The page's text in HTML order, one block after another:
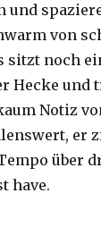
von
sitzt noch
Hecke
Notiz
er
über
have.